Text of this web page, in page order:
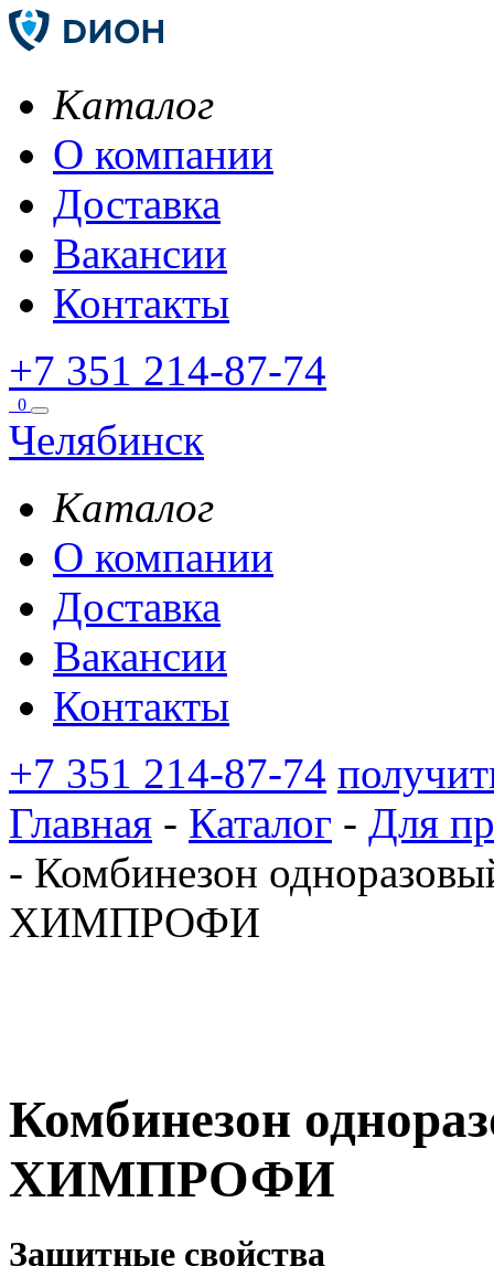
Каталог
О компании
Доставка
Вакансии
Контакты
+7 351 214-87-74
0
Челябинск
Каталог
О компании
Доставка
Вакансии
Контакты
+7 351 214-87-74
Главная - Каталог - Для
- Комбинезон
ХИМПРОФИ
Комбинезон
ХИМПРОФИ
Защитные свойства